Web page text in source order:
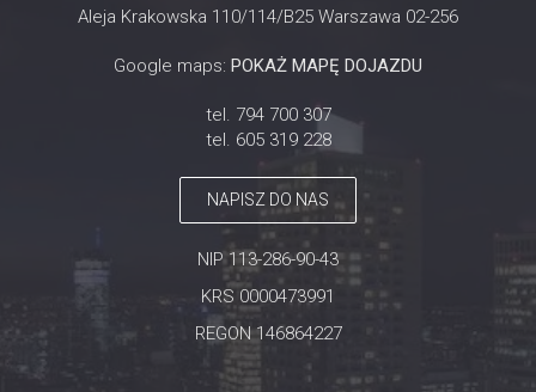
Aleja Krakowska 110/114/B25 Warszawa 02-256
Google maps: POKAŻ MAPĘ DOJAZDU
tel. 794 700 307
tel. 605 319 228
NAPISZ DO NAS
NIP 113-286-90-43
KRS 0000473991
REGON 146864227